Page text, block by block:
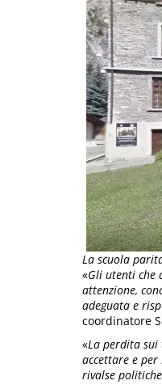
La scuola
«Gli utenti che
attenzione,
adeguata e
coordinatore
«La perdita
accettare e
rivalse